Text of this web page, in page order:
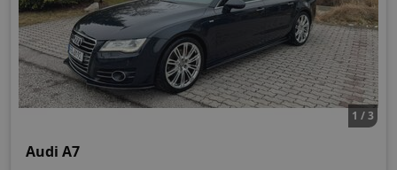
1 / 3
Audi A7